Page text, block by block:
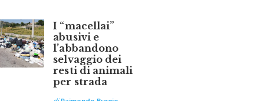
I “macellai”
abusivi e
l’abbandono
selvaggio dei
resti di animali
per strada